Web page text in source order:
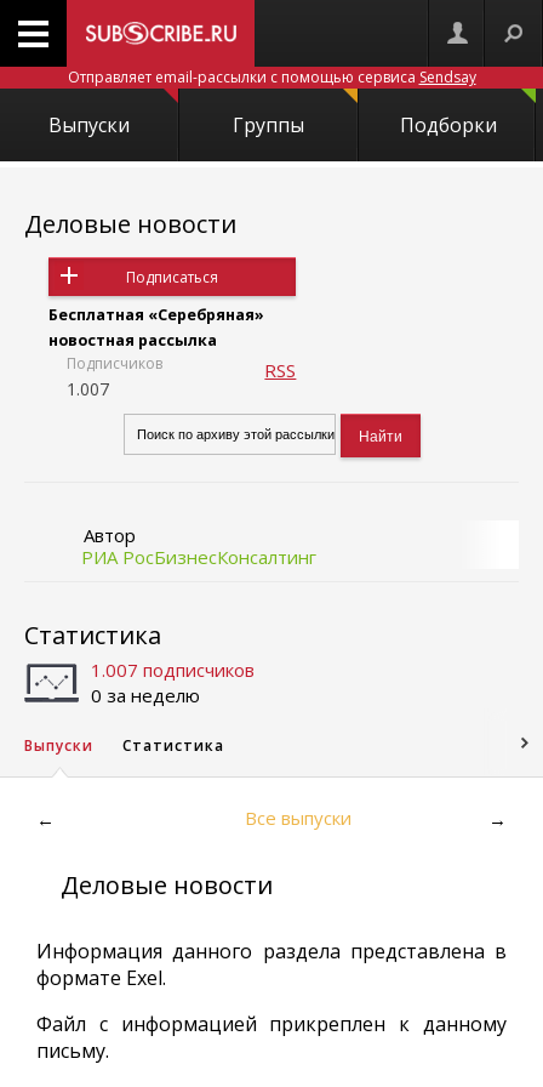
Отправляет email-рассылки с помощью сервиса Sendsay
Выпуски Группы Подборки
Деловые новости
Подписаться
Бесплатная «Серебряная»
новостная рассылка
Подписчиков
1.007
RSS
Автор
РИА РосБизнесКонсалтинг
Статистика
1.007 подписчиков
0 за неделю
Выпуски Статистика
← Все выпуски →
Деловые новости
Информация данного раздела представлена в
формате Exel.
Файл с информацией прикреплен к данному
письму.